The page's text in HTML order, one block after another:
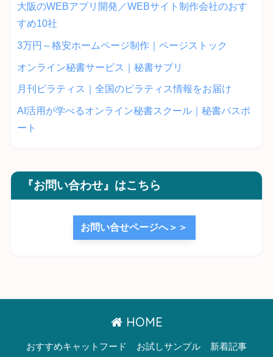
大阪のWEBアプリ開発／WEBサイト制作会社のおす
すめ10社
3万円～格安ホームページ制作｜ページストック
オンライン秘書サービス｜秘書サプリ
月刊ピラティス｜全国のピラティス情報をお届け
AI活用が学べるオンライン秘書スクール｜秘書パスポ
ート
『お問い合わせ』はこちら
お問い合せページへ＞＞
HOME
おすすめキャットフード お試しサンプル 新着記事